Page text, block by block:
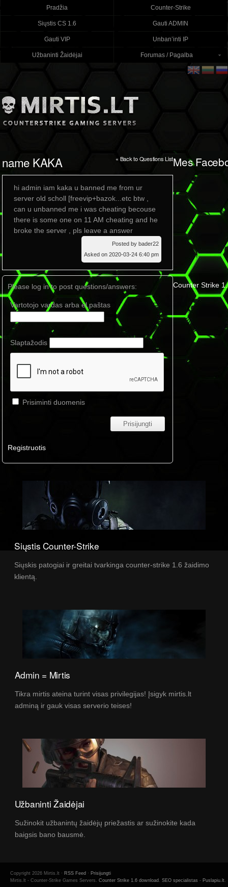
Pradžia Counter-Strike
Siųstis CS 1.6 Gauti ADMIN
Gauti VIP Unban’inti IP
Užbaninti Žaidėjai Forumas / Pagalba
name KAKA « Back to Questions List
hi admin iam kaka u banned me from ur
server old scholl [freevip+bazok...etc btw ,
can u unbanned me i was cheating becouse
there is some one on 11 AM cheating and he
broke the server , pls leave a answer
Posted by bader22
Asked on 2020-03-24 6:40 pm
Please log in to post questions/answers:
Vartotojo vardas arba el.paštas
Slaptažodis
Prisiminti duomenis
Registruotis
Mes
Counter Strike
Siųstis Counter-Strike
Siųskis patogiai ir greitai tvarkinga counter-strike 1.6 žaidimo
klientą.
Admin = Mirtis
Tikra mirtis ateina turint visas privilegijas! Įsigyk mirtis.lt
adminą ir gauk visas serverio teises!
Užbaninti Žaidėjai
Sužinokit užbanintų žaidėjų priežastis ar sužinokite kada
baigsis bano bausmė.
Copyright 2026 Mirtis.lt · RSS Feed · Prisijungti
Mirtis.lt - Counter-Strike Games Servers. Counter Strike 1.6 download . SEO specialistas - Puslapiu.lt.